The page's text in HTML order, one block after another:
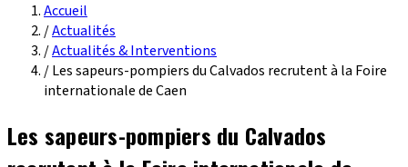
Accueil
/Actualités
/Actualités & Interventions
/Les sapeurs-pompiers du Calvados recrutent à la Foire
internationale de Caen
Les sapeurs-pompiers du Calvados